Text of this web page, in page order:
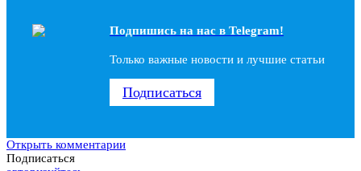
Подпишись на наc в Telegram!
Только важные новости и лучшие статьи
Подписаться
Открыть комментарии
Подписаться